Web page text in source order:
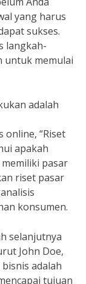
yang harus
sukses.
langkah-
untuk memulai
adalah
online, “Riset
apakah
pasar
riset pasar
konsumen.
selanjutnya
John Doe,
adalah
tujuan